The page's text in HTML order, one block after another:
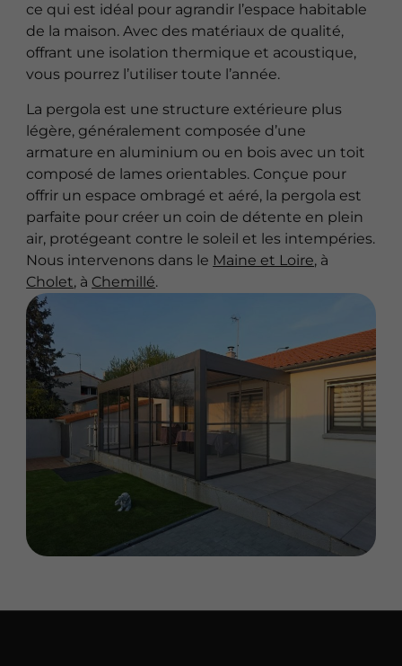
ce qui est idéal pour agrandir l’espace habitable
de la maison. Avec des matériaux de qualité,
offrant une isolation thermique et acoustique,
vous pourrez l’utiliser toute l’année.
La pergola est une structure extérieure plus
légère, généralement composée d’une
armature en aluminium ou en bois avec un toit
composé de lames orientables. Conçue pour
offrir un espace ombragé et aéré, la pergola est
parfaite pour créer un coin de détente en plein
air, protégeant contre le soleil et les intempéries.
Nous intervenons dans le Maine et Loire, à
Cholet, à Chemillé.